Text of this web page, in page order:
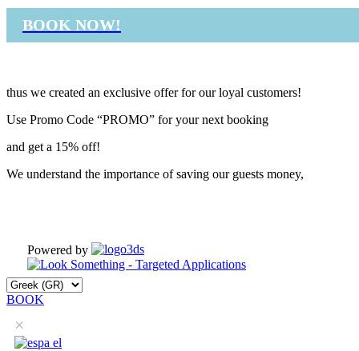
BOOK NOW!
thus we created an exclusive offer for our loyal customers!
Use Promo Code “PROMO” for your next booking
and get a 15% off!
We understand the importance of saving our guests money,
Powered by
BOOK
×